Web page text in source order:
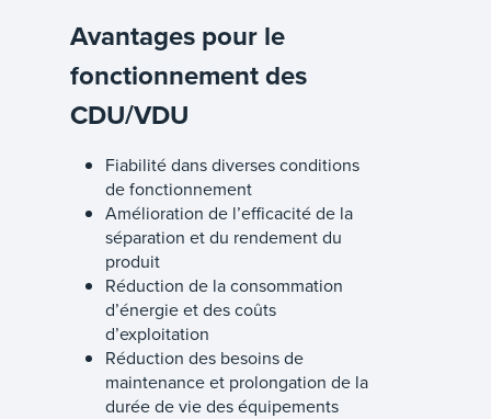
Avantages pour le
fonctionnement des
CDU/VDU
Fiabilité dans diverses conditions
de fonctionnement
Amélioration de l’efficacité de la
séparation et du rendement du
produit
Réduction de la consommation
d’énergie et des coûts
d’exploitation
Réduction des besoins de
maintenance et prolongation de la
durée de vie des équipements